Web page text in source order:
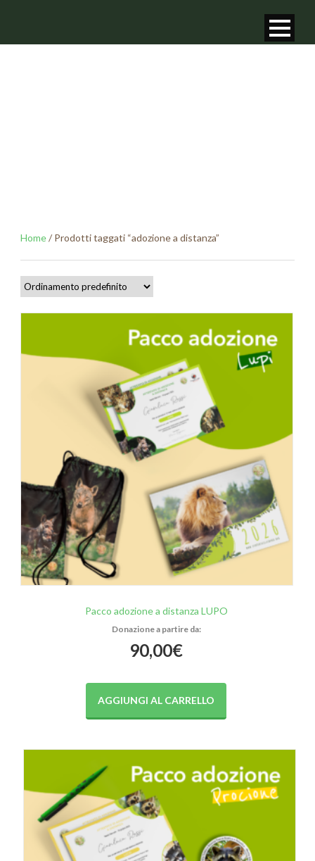
Home/ Prodotti taggati “adozione a distanza”
Pacco adozione a distanza LUPO
90,00€
AGGIUNGI AL CARRELLO